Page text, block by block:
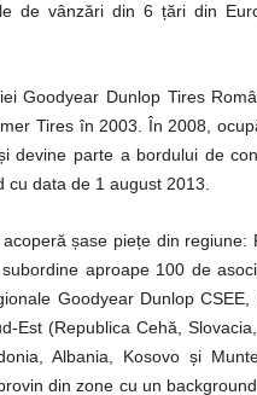
de vânzări din 6 țări din
Goodyear Dunlop Tires
Tires în 2003. În 2008,
i devine parte a bordului de
cu data de 1 august 2013.
acoperășase piețe din regiune:
aproape 100 de
Goodyear Dunlop
Est (Republica Cehă,
Albania, Kosovo și
din zone cu un